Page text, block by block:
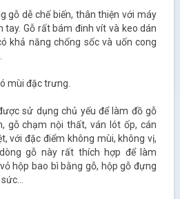
gỗ dễ chế biến, thân thiện với máy
tay. Gỗ rất bám đinh vít và keo dán
khả năng chống sốc và uốn cong
mùi đặc trưng.
sử dụng chủ yếu để làm đồ gỗ
gỗ chạm nội thất, ván lót ốp, cán
với đặc điểm không mùi, không vị,
gỗ này rất thích hợp để làm
hộp bao bì bằng gỗ, hộp gỗ đựng